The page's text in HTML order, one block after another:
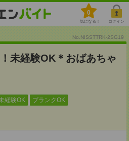
0
気になる！ ログイン
No.NISSTTRK-2SG19
未経験OK＊おばあちゃ
経験OK ブランクOK